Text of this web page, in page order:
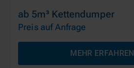
ab 5m³ Kettendumper
Preis auf Anfrage
MEHR ERFAHREN